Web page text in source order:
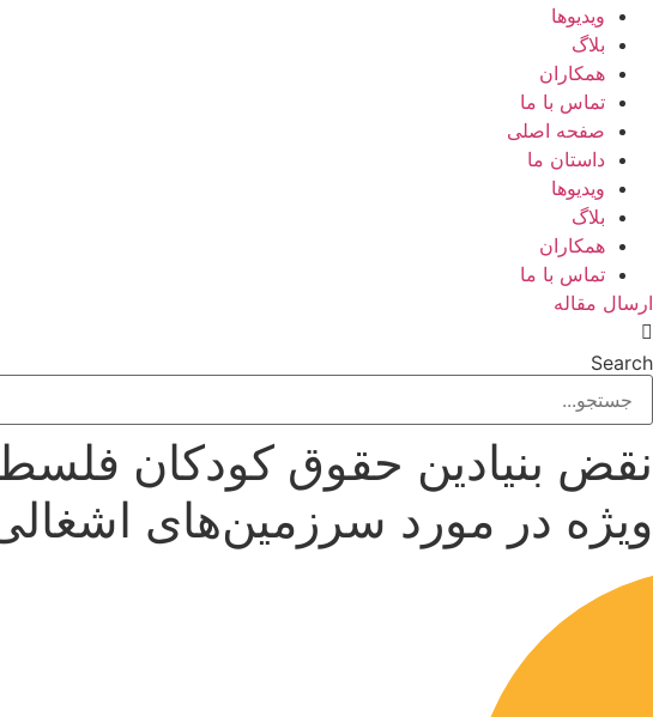
ویدیوها
بلاگ
همکاران
تماس با ما
صفحه اصلی
داستان ما
ویدیوها
بلاگ
همکاران
تماس با ما
ارسال مقاله
Search
نقض بنیادین حقوق کودکان
ویژه در مورد سرزمین‌های